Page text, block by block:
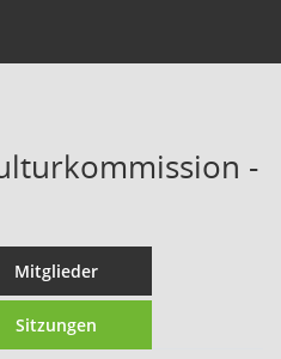
-
Mitglieder
Sitzungen